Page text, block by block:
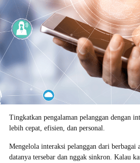
Tingkatkan pengalaman pelanggan dengan
lebih cepat, efisien, dan personal.
Mengelola interaksi pelanggan dari
datanya tersebar dan nggak sinkron. Kalau